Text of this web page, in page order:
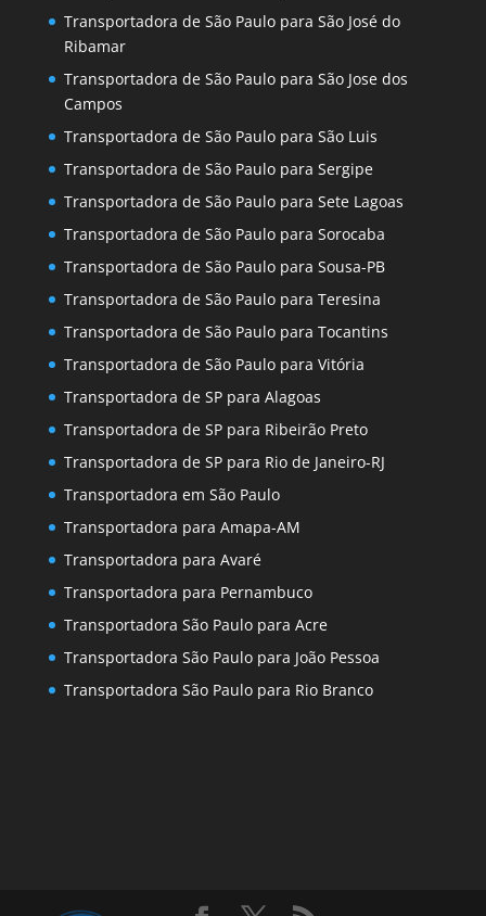
Transportadora de São Paulo para São José do
Ribamar
Transportadora de São Paulo para São Jose dos
Campos
Transportadora de São Paulo para São Luis
Transportadora de São Paulo para Sergipe
Transportadora de São Paulo para Sete Lagoas
Transportadora de São Paulo para Sorocaba
Transportadora de São Paulo para Sousa-PB
Transportadora de São Paulo para Teresina
Transportadora de São Paulo para Tocantins
Transportadora de São Paulo para Vitória
Transportadora de SP para Alagoas
Transportadora de SP para Ribeirão Preto
Transportadora de SP para Rio de Janeiro-RJ
Transportadora em São Paulo
Transportadora para Amapa-AM
Transportadora para Avaré
Transportadora para Pernambuco
Transportadora São Paulo para Acre
Transportadora São Paulo para João Pessoa
Transportadora São Paulo para Rio Branco